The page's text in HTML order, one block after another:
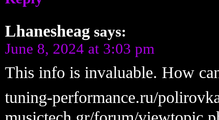
Lhanesheag says:
June 8, 2024 at 3:03 pm
This info is invaluable. How
tuning-performance.ru/